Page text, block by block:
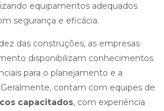
equipamentos adequados
segurança e eficácia.
das construções, as empresas
disponibilizam conhecimentos
para o planejamento e a
contam com equipes de
capacitados, com experiência